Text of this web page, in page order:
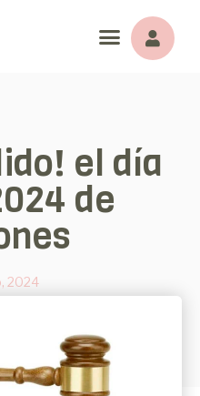
el día
de
2024